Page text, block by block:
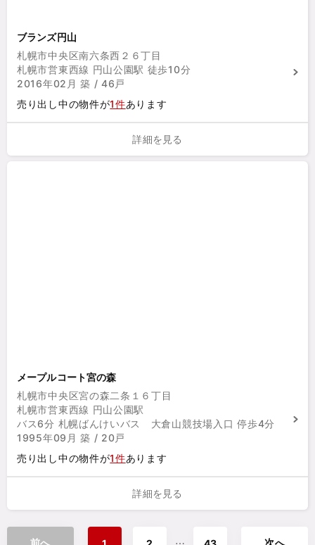
ブランズ円山
札幌市中央区南六条西２６丁目
札幌市営東西線 円山公園駅 徒歩10分
2016年02月 築 / 46戸
売り出し中の物件が1件あります
詳細を見る
メープルコート宮の森
札幌市中央区宮の森二条１６丁目
札幌市営東西線 円山公園駅
バス6分 札幌ばんけいバス 大倉山競技場入口 停歩4分
1995年09月 築 / 20戸
売り出し中の物件が1件あります
詳細を見る
前へ 次へ